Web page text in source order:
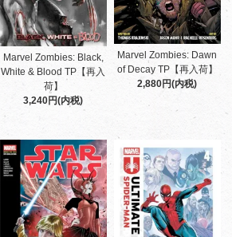
Marvel Zombies: Black,
White & Blood TP【再入
荷】
3,240円(内税)
Marvel Zombies: Dawn
of Decay TP【再入荷】
2,880円(内税)